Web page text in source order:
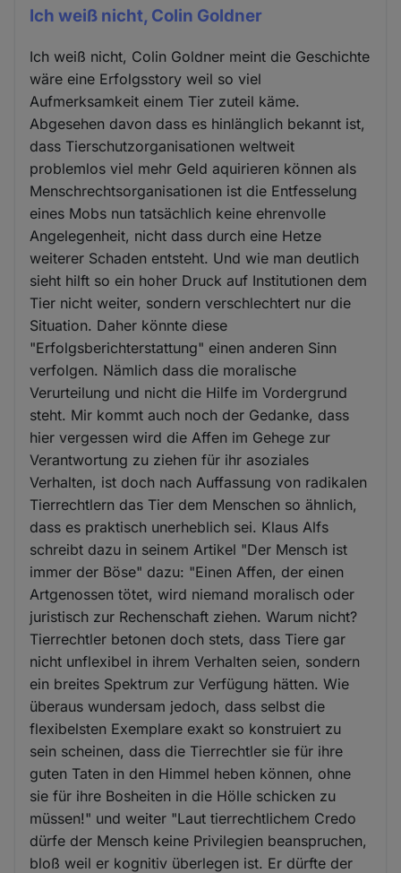
Ich weiß nicht, Colin Goldner
Ich weiß nicht, Colin Goldner meint die Geschichte
wäre eine Erfolgsstory weil so viel
Aufmerksamkeit einem Tier zuteil käme.
Abgesehen davon dass es hinlänglich bekannt ist,
dass Tierschutzorganisationen weltweit
problemlos viel mehr Geld aquirieren können als
Menschrechtsorganisationen ist die Entfesselung
eines Mobs nun tatsächlich keine ehrenvolle
Angelegenheit, nicht dass durch eine Hetze
weiterer Schaden entsteht. Und wie man deutlich
sieht hilft so ein hoher Druck auf Institutionen dem
Tier nicht weiter, sondern verschlechtert nur die
Situation. Daher könnte diese
"Erfolgsberichterstattung" einen anderen Sinn
verfolgen. Nämlich dass die moralische
Verurteilung und nicht die Hilfe im Vordergrund
steht. Mir kommt auch noch der Gedanke, dass
hier vergessen wird die Affen im Gehege zur
Verantwortung zu ziehen für ihr asoziales
Verhalten, ist doch nach Auffassung von radikalen
Tierrechtlern das Tier dem Menschen so ähnlich,
dass es praktisch unerheblich sei. Klaus Alfs
schreibt dazu in seinem Artikel "Der Mensch ist
immer der Böse" dazu: "Einen Affen, der einen
Artgenossen tötet, wird niemand moralisch oder
juristisch zur Rechenschaft ziehen. Warum nicht?
Tierrechtler betonen doch stets, dass Tiere gar
nicht unflexibel in ihrem Verhalten seien, sondern
ein breites Spektrum zur Verfügung hätten. Wie
überaus wundersam jedoch, dass selbst die
flexibelsten Exemplare exakt so konstruiert zu
sein scheinen, dass die Tierrechtler sie für ihre
guten Taten in den Himmel heben können, ohne
sie für ihre Bosheiten in die Hölle schicken zu
müssen!" und weiter "Laut tierrechtlichem Credo
dürfe der Mensch keine Privilegien beanspruchen,
bloß weil er kognitiv überlegen ist. Er dürfte der